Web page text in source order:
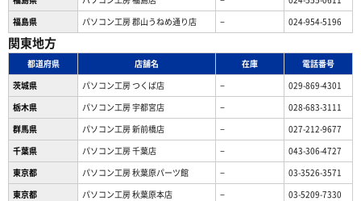
福島県
パソコン工房 郡山うねめ通り店 − 024-954-5196
関東地方
都道府県 店舗名 在庫
電話番号
茨城県
パソコン工房 つくば店 −
029-869-4301
栃木県
パソコン工房 宇都宮店 −
028-683-3111
群馬県
パソコン工房 新前橋店 −
027-212-9677
千葉県
パソコン工房 千葉店 −
043-306-4727
東京都
パソコン工房 秋葉原パーツ館 −
03-3526-3571
東京都
パソコン工房 秋葉原本店 −
03-5209-7330